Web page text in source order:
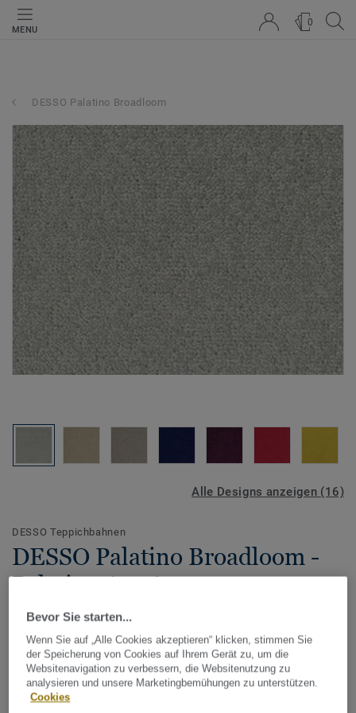
MENU
0
DESSO Palatino Broadloom
Alle Designs anzeigen (16)
DESSO Teppichbahnen
DESSO Palatino Broadloom -
Palatino A996 1101
Bei diesem Cradle to Cradle®-zertifizierten Teppichboden
handelt es sich um einen Kräuselvelours mit breiter
Farbauswahl. Die kompakte Struktur von DESSO Palatino
kombiniert stilvolle Wertigkeit mit Robustheit und
Bevor Sie starten...
Wenn Sie auf „Alle Cookies akzeptieren“ klicken, stimmen Sie
der Speicherung von Cookies auf Ihrem Gerät zu, um die
Websitenavigation zu verbessern, die Websitenutzung zu
analysieren und unsere Marketingbemühungen zu unterstützen.
Cookies